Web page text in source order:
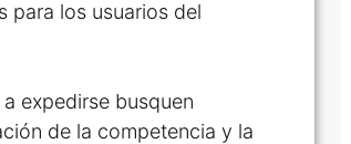
para los usuarios del
expedirse busquen
de la competencia y la